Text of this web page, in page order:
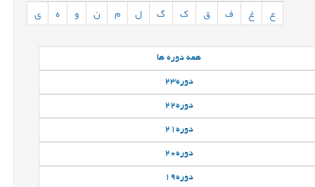
ع
غ ف ق ک گ ل م ن و ه ی
همه دوره ها
دوره23
دوره22
دوره21
دوره20
دوره19